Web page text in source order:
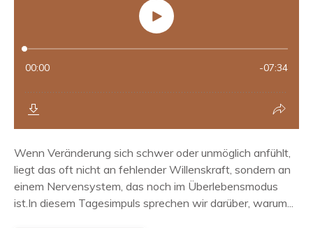
Wenn Veränderung sich schwer oder unmöglich anfühlt,
liegt das oft nicht an fehlender Willenskraft, sondern an
einem Nervensystem, das noch im Überlebensmodus
ist.In diesem Tagesimpuls sprechen wir darüber, warum...